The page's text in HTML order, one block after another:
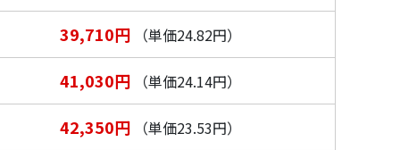
39,710円 （単価24.82円）
41,030円 （単価24.14円）
42,350円 （単価23.53円）